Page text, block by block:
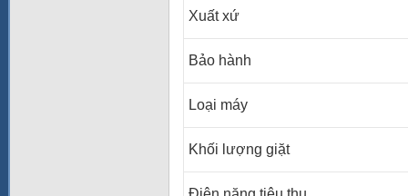
Xuất xứ
Bảo hành
Loại máy
Khối lượng giặt